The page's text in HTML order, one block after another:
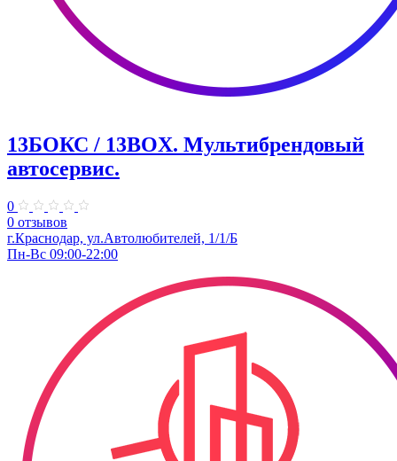
13БОКС / 13BOX. ​Мультибрендовый
автосервис.
0
0 отзывов
г.Краснодар, ул.Автолюбителей, 1/1/Б
Пн-Вс 09:00-22:00